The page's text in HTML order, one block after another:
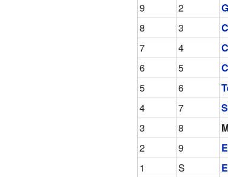
9
2
8
3
7
4
6
5
5
6
4
7
3
8
2
9
1
S